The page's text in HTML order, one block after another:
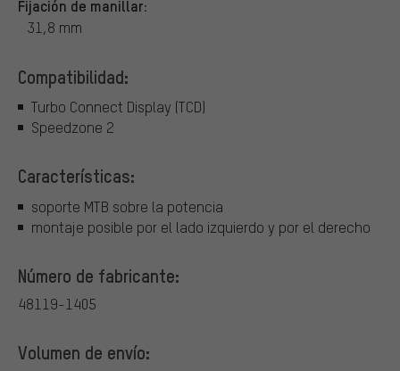
Fijación de manillar:
31,8 mm
Compatibilidad:
Turbo Connect Display (TCD)
Speedzone 2
Características:
soporte MTB sobre la potencia
montaje posible por el lado izquierdo y por el derecho
Número de fabricante:
48119-1405
Volumen de envío: